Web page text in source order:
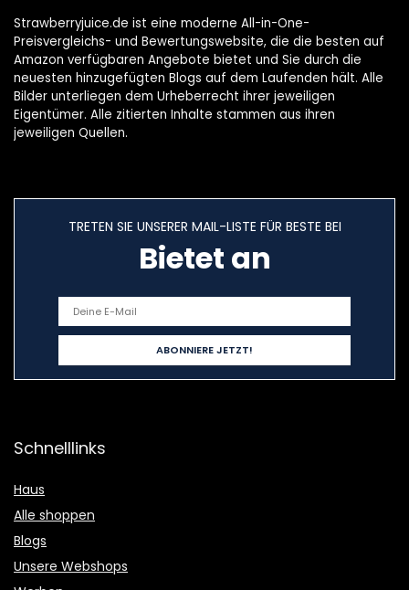
Strawberryjuice.de ist eine moderne All-in-One-
Preisvergleichs- und Bewertungswebsite, die die besten auf
Amazon verfügbaren Angebote bietet und Sie durch die
neuesten hinzugefügten Blogs auf dem Laufenden hält. Alle
Bilder unterliegen dem Urheberrecht ihrer jeweiligen
Eigentümer. Alle zitierten Inhalte stammen aus ihren
jeweiligen Quellen.
TRETEN SIE UNSERER MAIL-LISTE FÜR BESTE BEI
Bietet an
Schnelllinks
Haus
Alle shoppen
Blogs
Unsere Webshops